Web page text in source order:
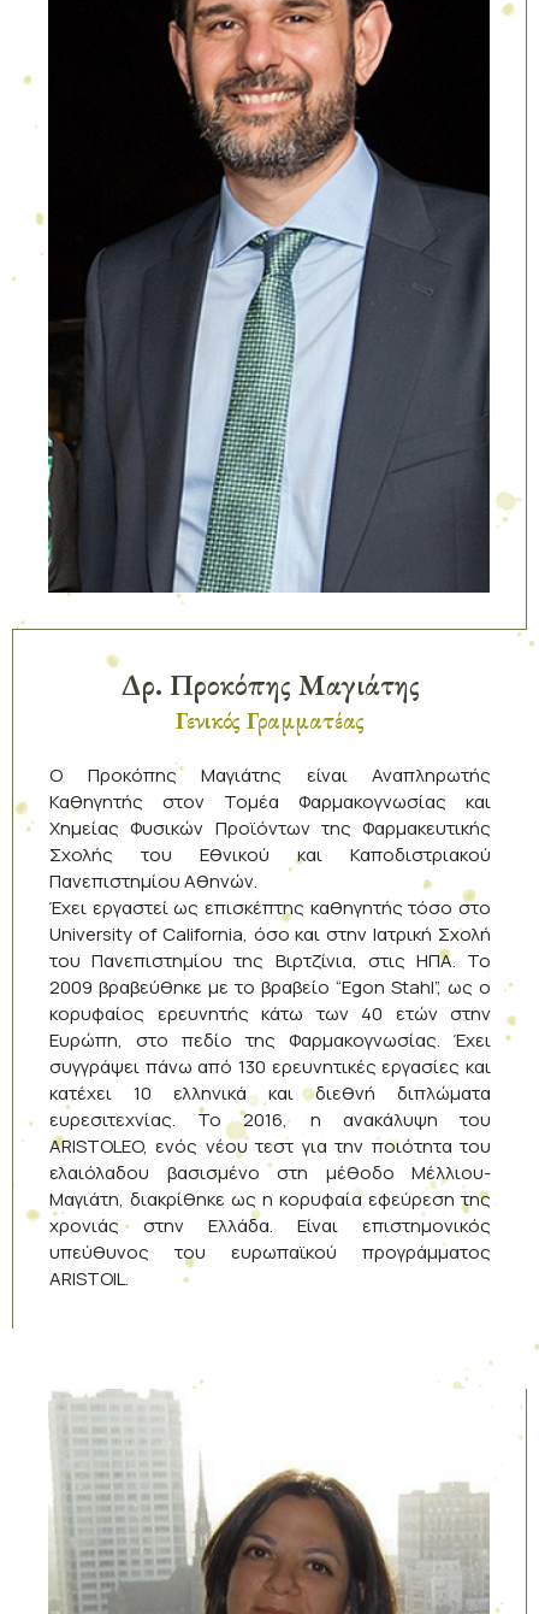
Δρ. Προκόπης Μαγιάτης
Γενικός Γραμματέας
Ο Προκόπης Μαγιάτης είναι Αναπληρωτής
Καθηγητής στον Τομέα Φαρμακογνωσίας και
Χημείας Φυσικών Προϊόντων της Φαρμακευτικής
Σχολής του Εθνικού και Καποδιστριακού
Πανεπιστημίου Αθηνών.
Έχει εργαστεί ως επισκέπτης καθηγητής τόσο στο
University of California, όσο και στην Ιατρική Σχολή
του Πανεπιστημίου της Βιρτζίνια, στις ΗΠΑ. Το
2009 βραβεύθηκε με το βραβείο “Egon Stahl”, ως ο
κορυφαίος ερευνητής κάτω των 40 ετών στην
Ευρώπη, στο πεδίο της Φαρμακογνωσίας. Έχει
συγγράψει πάνω από 130 ερευνητικές εργασίες και
κατέχει 10 ελληνικά και διεθνή διπλώματα
ευρεσιτεχνίας. To 2016, η ανακάλυψη του
ΑRISTOLEO, ενός νέου τεστ για την ποιότητα του
ελαιόλαδου βασισμένο στη μέθοδο Μέλλιου-
Μαγιάτη, διακρίθηκε ως η κορυφαία εφεύρεση της
χρονιάς στην Ελλάδα. Είναι επιστημονικός
υπεύθυνος του ευρωπαϊκού προγράμματος
ARISTOIL.